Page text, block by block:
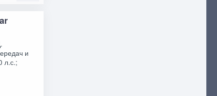
и
л.с.;